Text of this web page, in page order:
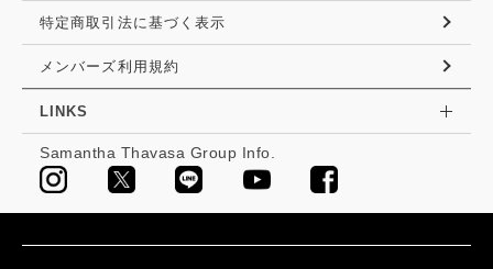
特定商取引法に基づく表示
メンバーズ利用規約
LINKS
Samantha Thavasa Group Info.